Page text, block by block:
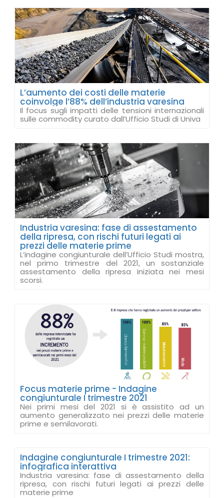
L’aumento dei costi delle materie
coinvolge l’88% dell’industria varesina
Il focus sugli impatti delle tensioni internazionali
sulle commodity curato dall’Ufficio Studi di Univa
Industria varesina: fase di assestamento
della ripresa, con rischi futuri legati ai
prezzi delle materie prime
L’indagine congiunturale dell’Ufficio Studi mostra,
nel primo trimestre del 2021, un sostanziale
assestamento della ripresa iniziata nei mesi
scorsi.
Focus materie prime - Indagine
congiunturale I trimestre 2021
Nei primi mesi del 2021 si è assistito ad un
aumento generalizzato nei prezzi delle materie
prime e semilavorati.
Indagine congiunturale I trimestre 2021:
infografica interattiva
Industria varesina: fase di assestamento della
ripresa, con rischi futuri legati ai prezzi delle
materie prime